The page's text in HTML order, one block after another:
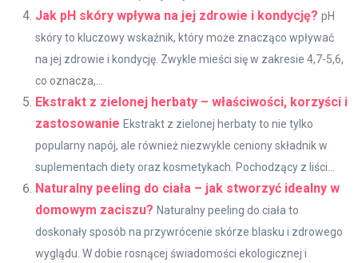
Jak pH skóry wpływa na jej zdrowie i kondycję? pH
skóry to kluczowy wskaźnik, który może znacząco wpływać
na jej zdrowie i kondycję. Zwykle mieści się w zakresie 4,7-5,6,
co oznacza,...
Ekstrakt z zielonej herbaty – właściwości, korzyści i
zastosowanie Ekstrakt z zielonej herbaty to nie tylko
popularny napój, ale również niezwykle ceniony składnik w
suplementach diety oraz kosmetykach. Pochodzący z liści...
Naturalny peeling do ciała – jak stworzyć idealny w
domowym zaciszu? Naturalny peeling do ciała to
doskonały sposób na przywrócenie skórze blasku i zdrowego
wyglądu. W dobie rosnącej świadomości ekologicznej i